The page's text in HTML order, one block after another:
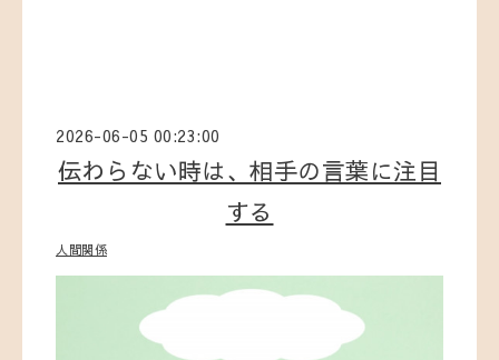
2026-06-05 00:23:00
伝わらない時は、相手の言葉に注目
する
人間関係